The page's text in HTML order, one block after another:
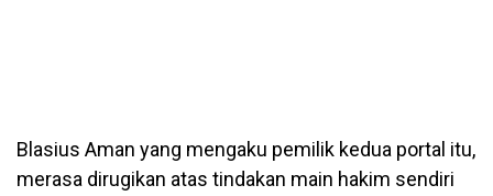
Blasius Aman yang mengaku pemilik kedua portal itu,
merasa dirugikan atas tindakan main hakim sendiri